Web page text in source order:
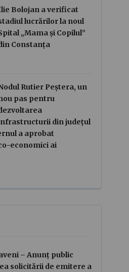
Bolojan a verificat
lucrărilor la noul
„Mama și Copilul”
Constanța
Rutier Peștera, un
pas pentru
din județul
a aprobat
economici ai
– Anunț public
solicitării de emitere a